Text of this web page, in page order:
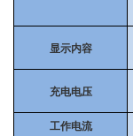
显示内容
充电电压
工作电流